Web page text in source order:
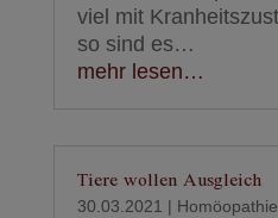
viel mit
so sind es…
mehr lesen…
Tiere wollen Ausgleich
30.03.2021 |